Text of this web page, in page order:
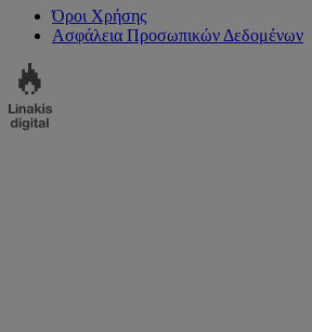
Όροι Χρήσης
Ασφάλεια Προσωπικών Δεδομένων